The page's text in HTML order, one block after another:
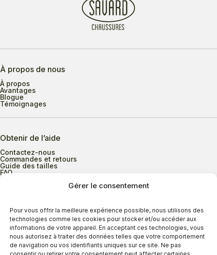
Gérer le consentement
Pour vous offrir la meilleure expérience possible, nous utilisons des
technologies comme les cookies pour stocker et/ou accéder aux
informations de votre appareil. En acceptant ces technologies, vous
nous autorisez à traiter des données telles que votre comportement
de navigation ou vos identifiants uniques sur ce site. Ne pas
À propos de nous
À propos
Avantages
Blogue
Témoignages
Obtenir de l’aide
Contactez-nous
Commandes et retours
Guide des tailles
FAQ
Heures d’ouverture
Lundi au mercredi
9h00 à 17h30
Jeudi
9h00 à 20h00